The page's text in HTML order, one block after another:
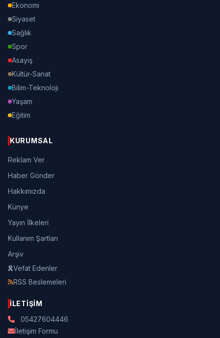
Ekonomi
Siyaset
Sağlık
Spor
Asayiş
Kültür-Sanat
Bilim-Teknoloji
Yaşam
Eğitim
KURUMSAL
Reklam Ver
Haber Gönder
Hakkımızda
Künye
Yayın İlkeleri
Kullanım Şartları
Arşiv
Vefat Edenler
RSS Beslemeleri
İLETIŞIM
05427604446
İletişim Formu